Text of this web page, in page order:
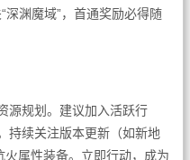
渊魔域”，首通奖励必得随
源规划。建议加入活跃行
持续关注版本更新（如新地
火属性装备。立即行动，成为